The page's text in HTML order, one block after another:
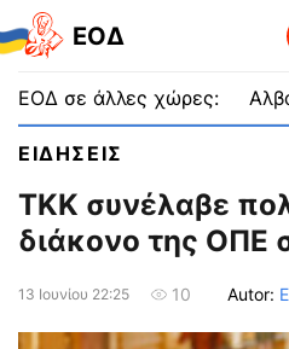
EOΔ
ΕΟΔ σε άλλες χώρες:
ΕΙΔΗΣΕΙΣ
ΤΚΚ συνέλαβε
διάκονο της ΟΠΕ
13 Ιουνίου 22:25 10 Autor: